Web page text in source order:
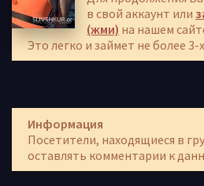
в свой аккаунт или
(жми) на нашем
Это легко и займет не более 3-
Информация
Посетители, находящиеся в
оставлять комментарии к